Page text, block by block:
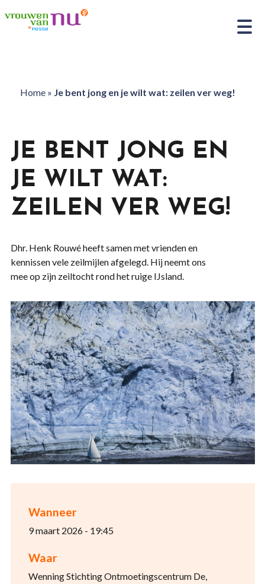
Home» Je bent jong en je wilt wat: zeilen ver weg!
Wanneer
9 maart 2026 - 19:45
Waar
Wenning Stichting Ontmoetingscentrum De,
JE BENT JONG EN
JE WILT WAT:
ZEILEN VER WEG!
Dhr. Henk Rouwéheeftsamen metvrienden en
kennissenvele zeilmijlenafgelegd. Hijneemt ons
meeop zijn zeiltocht rondhet ruige IJsland.